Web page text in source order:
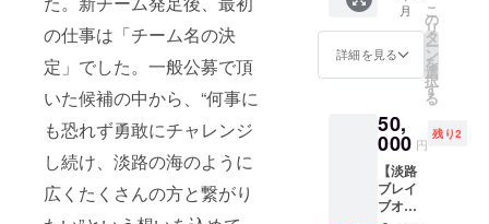
の仕事は「チーム名の決
定」でした。一般公募で頂
いた候補の中から、“何事に
も恐れず勇敢にチャレンジ
し続け、淡路の海のように
広くたくさんの方と繋がり
セル・
交換
は、対
応いた
しかね
で、何
卒ご了
承くだ
さい
からの
メッ
は印刷
になり
デザイ
ン、サ
イズは
変更に
なる場
合がご
ざいま
幕を作
成
の大き
さは支
場合が
ありま
す
※希望す
るお名
前を備
合は
「希望
い」と
記載く
名前が
公序良
俗に反
する場
合は、
※デ
ザイ
ン：前
名前・
番号入
れはで
きませ
ん ◎
チーム
ガー製
※転
売目的
◎「淡
路ブレ
イブ
オー
シャン
ズ」
セッ
ト】 ◎
阪神タ
イガー
ス前監
本知憲
さん
直筆サ
イン入
り「復
刻モデ
月
詳細を見る
こ
の
リ
タ
ー
ン
を
選
択
す
る
50,
000 円
残り2
【淡路
ブレイ
ブオー